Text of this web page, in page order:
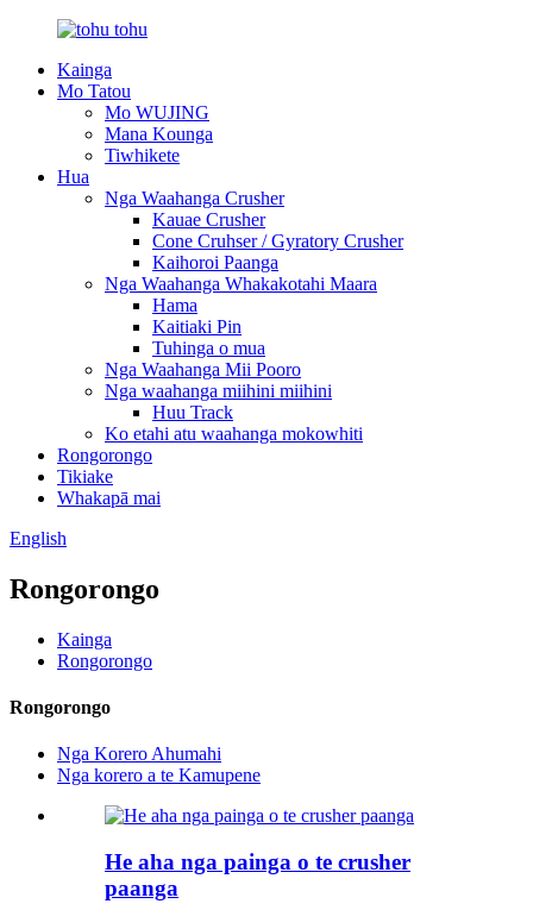
Kainga
Mo Tatou
Mo WUJING
Mana Kounga
Tiwhikete
Hua
Nga Waahanga Crusher
Kauae Crusher
Cone Cruhser / Gyratory Crusher
Kaihoroi Paanga
Nga Waahanga Whakakotahi Maara
Hama
Kaitiaki Pin
Tuhinga o mua
Nga Waahanga Mii Pooro
Nga waahanga miihini miihini
Huu Track
Ko etahi atu waahanga mokowhiti
Rongorongo
Tikiake
Whakapā mai
English
Rongorongo
Kainga
Rongorongo
Rongorongo
Nga Korero Ahumahi
Nga korero a te Kamupene
He aha nga painga o te crusher
paanga